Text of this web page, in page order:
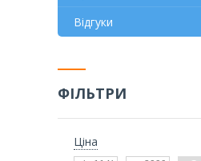
Відгуки
ФІЛЬТРИ
Ціна